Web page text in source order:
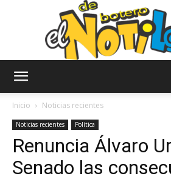
Notiloco
Inicio Noticias recientes
Noticias recientes Política
Renuncia Álvaro
Senado las